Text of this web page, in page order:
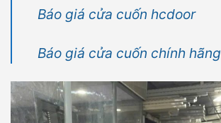
Báo giá cửa cuốn hcdoor
Báo giá cửa cuốn chính hãng